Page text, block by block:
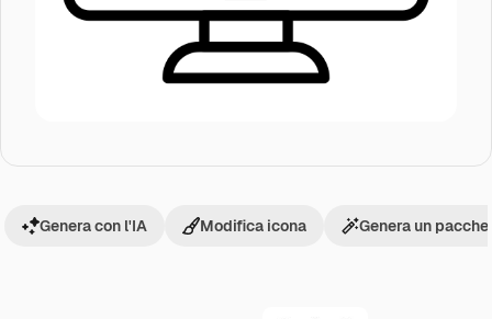
Genera con l'IA Modifica icona Genera un